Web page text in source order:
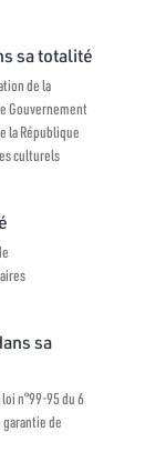
sa totalité
de la
Gouvernement
la République
culturels
sa
n°99-95 du 6
de